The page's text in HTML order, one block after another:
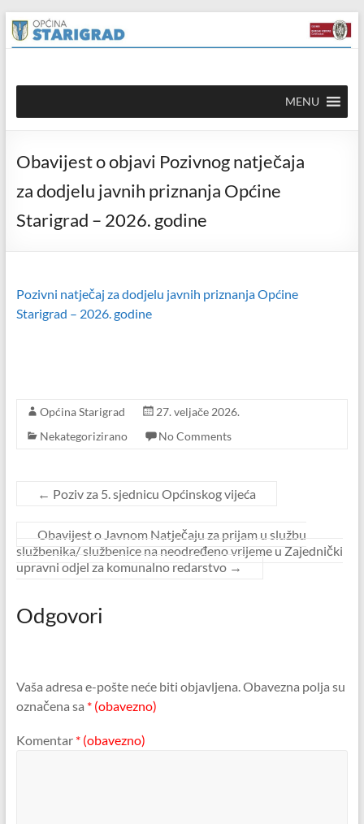
content
Skip
to
content
Općina
Starigrad
mrežna
stranica
MENU
Obavijest o objavi Pozivnog natječaja
za dodjelu javnih priznanja Općine
Starigrad – 2026. godine
Pozivni natječaj za dodjelu javnih priznanja Općine
Starigrad – 2026. godine
Općina Starigrad
27. veljače 2026.
Nekategorizirano
No Comments
← Poziv za 5. sjednicu Općinskog vijeća
Obavijest o Javnom Natječaju za prijam u službu
službenika/ službenice na neodređeno vrijeme u Zajednički
upravni odjel za komunalno redarstvo →
Odgovori
Vaša adresa e-pošte neće biti objavljena.Obavezna polja su
označena sa * (obavezno)
Komentar * (obavezno)